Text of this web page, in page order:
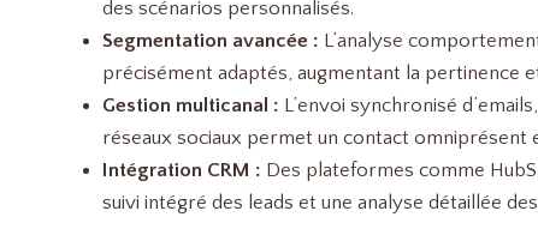
des scénarios personnalisés.
Segmentation avancée : L’analyse
précisément adaptés, augmentant la pertinence
Gestion multicanal : L’envoi synchronisé
réseaux sociaux permet un contact omniprésent
Intégration CRM : Des plateformes comme
suivi intégré des leads et une analyse détaillée